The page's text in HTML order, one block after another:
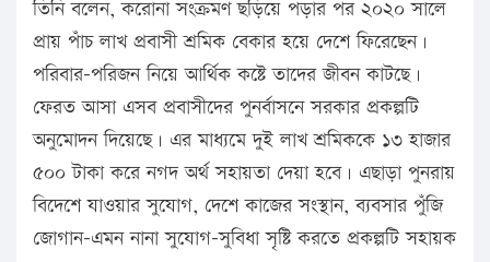
তিনি বলেন, করোনা সংক্রমণ ছড়িয়ে পড়ার পর ২০২০ সালে
প্রায় পাঁচ লাখ প্রবাসী শ্রমিক বেকার হয়ে দেশে ফিরেছেন।
পরিবার-পরিজন নিয়ে আর্থিক কষ্টে তাদের জীবন কাটছে।
ফেরত আসা এসব প্রবাসীদের পুনর্বাসনে সরকার প্রকল্পটি
অনুমোদন দিয়েছে। এর মাধ্যমে দুই লাখ শ্রমিককে ১৩ হাজার
৫০০ টাকা করে নগদ অর্থ সহায়তা দেয়া হবে। এছাড়া পুনরায়
বিদেশে যাওয়ার সুযোগ, দেশে কাজের সংস্থান, ব্যবসার পুঁজি
জোগান-এমন নানা সুযোগ-সুবিধা সৃষ্টি করতে প্রকল্পটি সহায়ক